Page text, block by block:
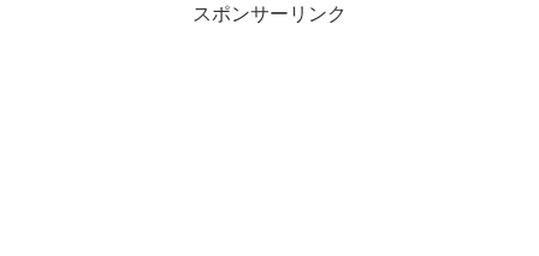
スポンサーリンク